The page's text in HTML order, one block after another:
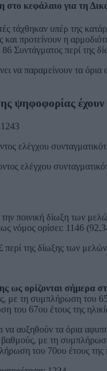
κεφάλαιο για τη
τάχθηκαν υπέρ της
προτείνουν η
Συντάγματος περί της
να παραμείνουν τα
ψηφοφορίας έχουν
ελέγχου
ελέγχου
ποινική δίωξη των
νόμος ορίσει: 1146
περί της δίωξης των
ως ορίζονται σήμερα
με τη συμπλήρωση του
του 67ου έτους της
αυξηθούν τα όρια
βαθμούς, με τη
του 70ου έτους